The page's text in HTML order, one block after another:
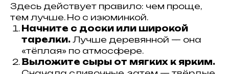
Здесь действует правило: чем проще,
тем лучше. Но с изюминкой.
Начните с доски или широкой
тарелки. Лучше деревянной — она
«тёплая» по атмосфере.
Выложите сыры от мягких к ярким.